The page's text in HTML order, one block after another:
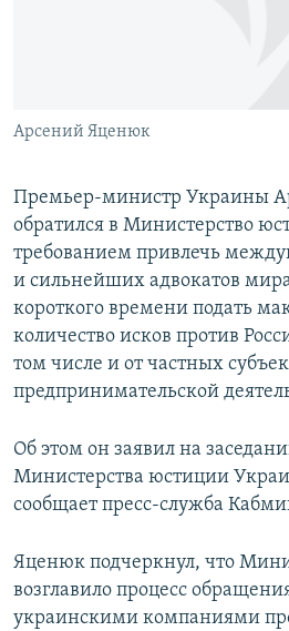
УКРАИНСКАЯ ПРОБЛЕМА КРЫМА
Арсений Яценюк
Премьер-министр Украины
обратился в Министерство
требованием привлечь
и сильнейших адвокатов
короткого времени подать
количество исков против
том числе и от частных
предпринимательской
Об этом он заявил на
Министерства юстиции
сообщает пресс-служба
Яценюк подчеркнул, что
возглавило процесс
украинскими компаниями